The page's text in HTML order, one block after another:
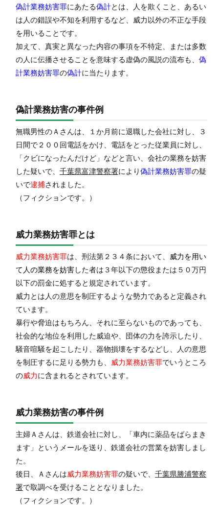
偽計業務妨害罪にあたる偽計とは、
人を欺くこと、あるい
は人の錯誤や不知を利用するなど、
威力以外の不正な手段
を用いることです。
加えて、真実と異なった内容の事項を不特定、または多数
の人に伝播させることを意味する 虚偽の風説の流布も、 偽
計業務妨害罪の偽計に当たります。
偽計業務妨害の事件例
無職男性のＡさんは、１か月前に退職した会社に対し、３
日間で２００回電話をかけ、電話をとった従業員に対し、
「クビになったんだけど」などと言い、会社の業務を妨害
した疑いで、 千葉県富津警察署により偽計業務妨害罪の疑
いで逮捕されました。
（フィクションです。）
威力業務妨害罪とは
威力業務妨害罪は、刑法第２３４条において、 威力 を用い
て人の業務を妨害した者は ３年以下の懲役または５０万円
以下の罰金に処すると規定されています。
威力 とは 人の意思を制圧するような勢力であると定義され
ています。
暴行や脅迫はもちろん、それに至らないものであっても、
社会的な地位を利用した威迫や、 団体の力を誇示したり、
騒音喧騒を起こしたり
器物損壊をするなどし、
人の意思
を制圧するに足りる勢力 も、 威力業務妨害罪でいうところ
の威力に含まれるとされています。
威力業務妨害の事件例
主婦Ａさんは、鉄道会社に対し、「車内に薬品をばらまき
ます」というメールを送り、鉄道会社の営業を妨害しまし
た。
後日、Ａさんは威力業務妨害罪の疑いで、 千葉県勝浦警察
署で取調べを受けることとなりました。
（フィクションです。）